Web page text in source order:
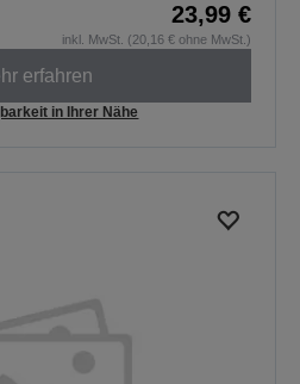
23,99 €
inkl. MwSt. (20,16 € ohne MwSt.)
erfahren
in Ihrer Nähe